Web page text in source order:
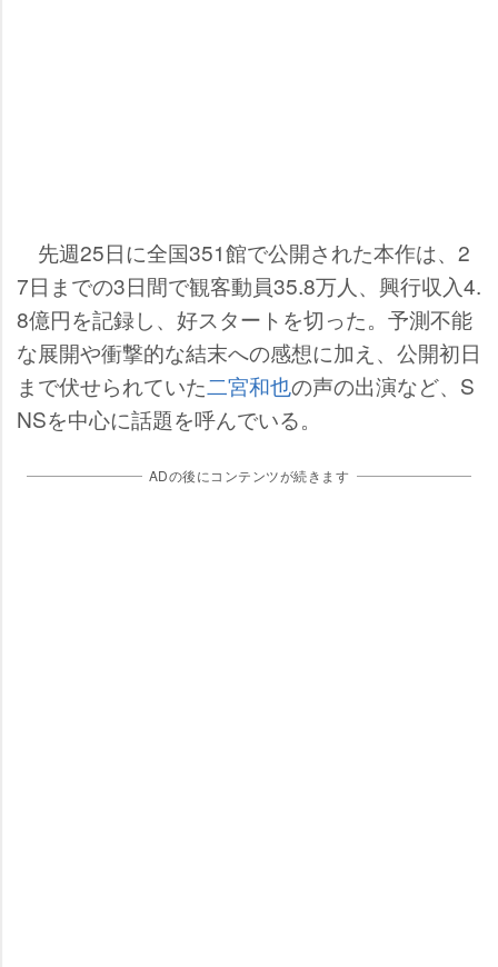
先週25日に全国351館で公開された本作は、2
7日までの3日間で観客動員35.8万人、興行収入4.
8億円を記録し、好スタートを切った。予測不能
な展開や衝撃的な結末への感想に加え、公開初日
まで伏せられていた二宮和也の声の出演など、S
NSを中心に話題を呼んでいる。
ADの後にコンテンツが続きます